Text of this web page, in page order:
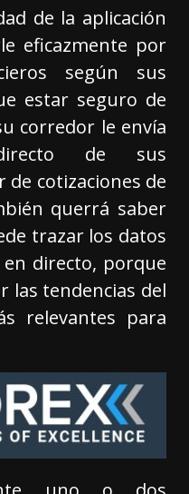
de la aplicación
eficazmente por
según sus
estar seguro de
corredor le envía
de sus
cotizaciones de
querrá saber
trazar los datos
directo, porque
las tendencias del
relevantes para